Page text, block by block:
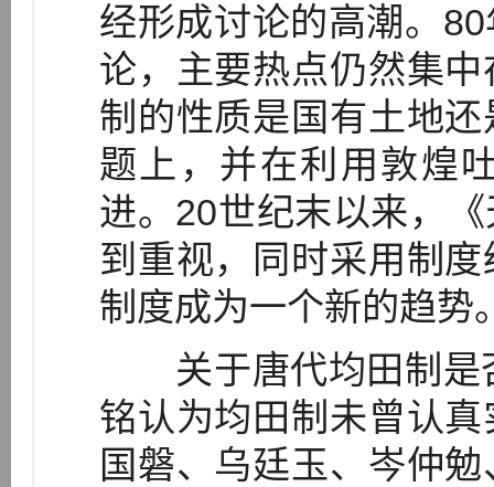
经形成讨论的高潮。
论，主要热点仍然集
制的性质是国有土地
题上，并在利用敦煌
进。20世纪末以来，
到重视，同时采用制
制度成为一个新的趋势
关于唐代均田制是
铭认为均田制未曾认
国磐、乌廷玉、岑仲